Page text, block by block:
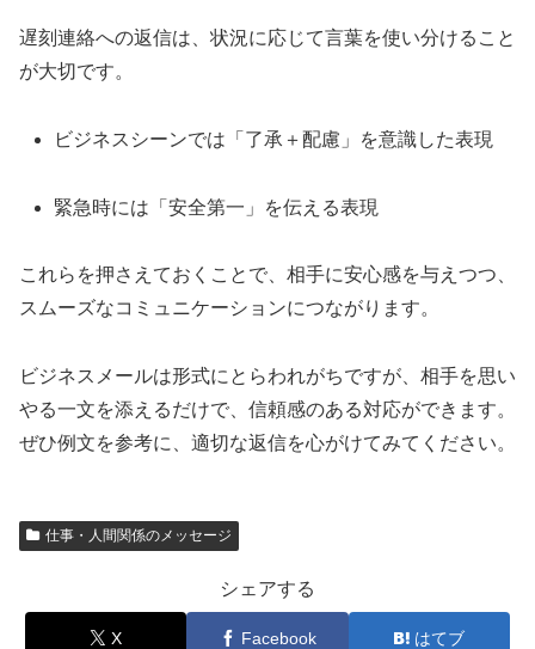
遅刻連絡への返信は、状況に応じて言葉を使い分けること
が大切です。
ビジネスシーンでは「了承＋配慮」を意識した表現
緊急時には「安全第一」を伝える表現
これらを押さえておくことで、相手に安心感を与えつつ、
スムーズなコミュニケーションにつながります。
ビジネスメールは形式にとらわれがちですが、相手を思い
やる一文を添えるだけで、信頼感のある対応ができます。
ぜひ例文を参考に、適切な返信を心がけてみてください。
仕事・人間関係のメッセージ
シェアする
X Facebook はてブ